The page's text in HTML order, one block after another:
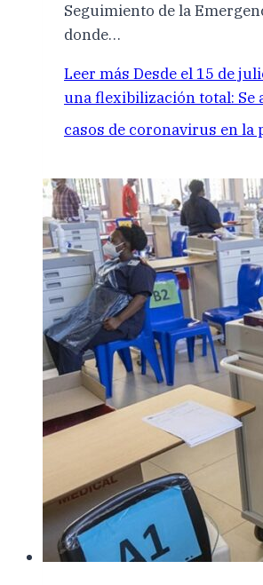
Seguimiento de la
donde…
Leer más Desde el 15 de
una flexibilización total: Se
casos de coronavirus en la